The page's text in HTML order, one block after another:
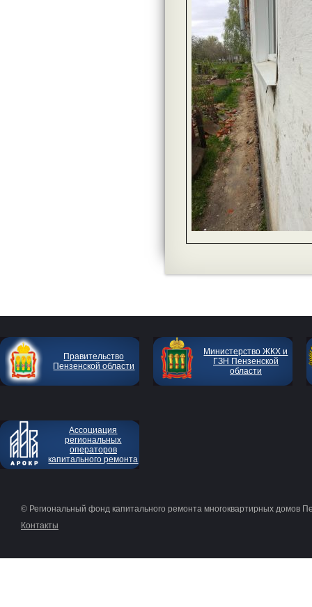
Правительство
Пензенской области
Министерство ЖКХ и
ГЗН Пензенской
области
Ассоциация
региональных
операторов
капитального ремонта
© Региональный фонд капитального ремонта многоквартирных домов
Контакты